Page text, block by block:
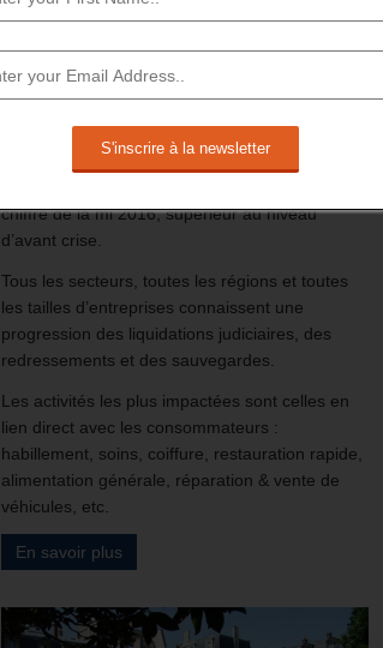
2nd trimestre 2023, dont 9 400 liquidations
chiffre de la mi 2016, supérieur au niveau
d’avant crise.
Tous les secteurs, toutes les régions et toutes
les tailles d’entreprises connaissent une
progression des liquidations judiciaires, des
redressements et des sauvegardes.
Les activités les plus impactées sont celles en
lien direct avec les consommateurs :
habillement, soins, coiffure, restauration rapide,
alimentation générale, réparation & vente de
véhicules, etc.
En savoir plus